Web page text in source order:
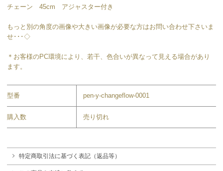
チェーン 45cm アジャスター付き
もっと別の角度の画像や大きい画像が必要な方はお問い合わせ下さいま
せ･･･◇
＊お客様のPC環境により、若干、色合いが異なって見える場合があり
ます。
型番 pen-y-changeflow-0001
購入数 売り切れ
特定商取引法に基づく表記（返品等）